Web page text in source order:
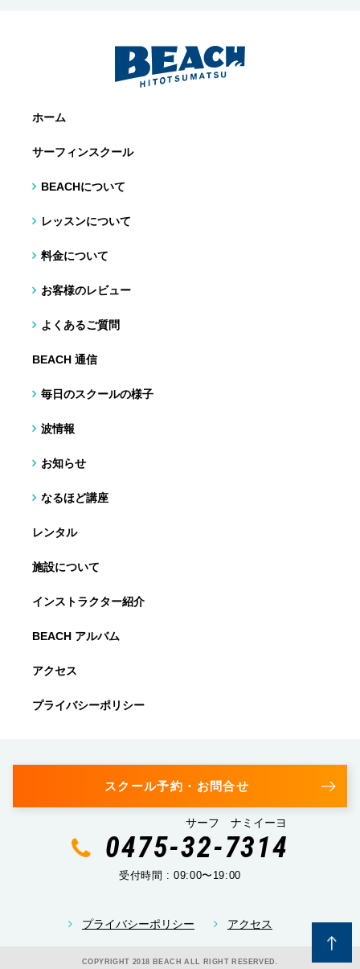
ホーム
サーフィンスクール
BEACHについて
レッスンについて
料金について
お客様のレビュー
よくあるご質問
BEACH 通信
毎日のスクールの様子
波情報
お知らせ
なるほど講座
レンタル
施設について
インストラクター紹介
BEACH アルバム
アクセス
プライバシーポリシー
スクール予約・お問合せ
サーフ ナミイーヨ
0475-32-7314
受付時間 : 09:00〜19:00
プライバシーポリシー アクセス
COPYRIGHT 2018 BEACH ALL RIGHT RESERVED.